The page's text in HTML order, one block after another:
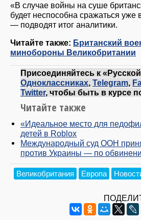
«В случае войны на суше
будет неспособна сражаться уже
— подводят итог аналитики.
Читайте также: Британский
минобороны Великобритании
Присоединяйтесь к
Одноклассниках, Telegram,
Twitter, чтобы быть в курсе
Читайте также
«Идеальное место для
детей в Roblox
Международный суд ООН
против Украины — по
Великобритания Европа